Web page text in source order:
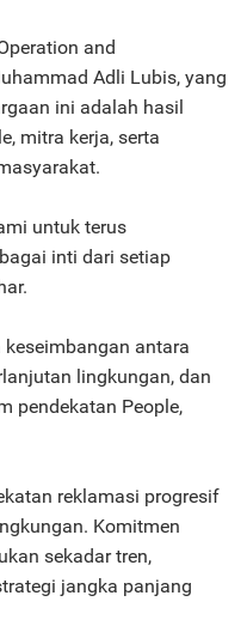
and
Adli Lubis, yang
ini adalah hasil
mitra kerja, serta
untuk terus
inti dari setiap
antara
lingkungan, dan
pendekatan People,
reklamasi progresif
Komitmen
sekadar tren,
jangka panjang